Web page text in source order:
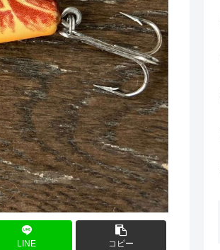
LINE コピー